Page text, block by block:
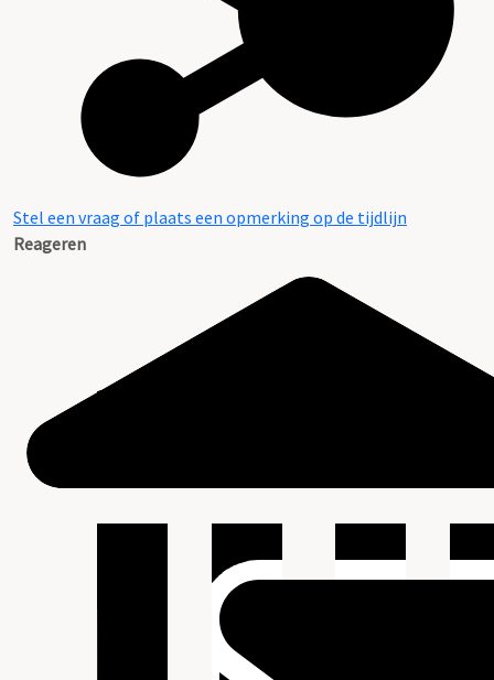
Stel een vraag of plaats een opmerking op de tijdlijn
Reageren